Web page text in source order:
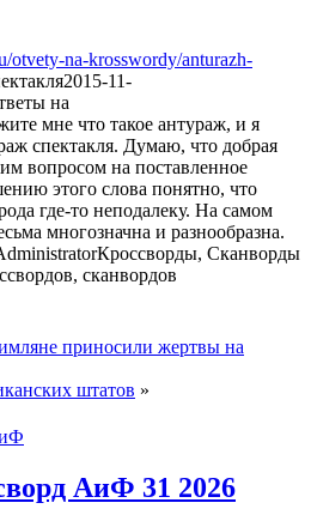
otvety-na-krosswordy/anturazh-
2015-11-
на
мне что такое антураж, и я
спектакля. Думаю, что добрая
вопросом на поставленное
этого слова понятно, что
где-то неподалеку. На самом
многозначна и разнообразна.
Кроссворды, Сканворды
приносили жертвы на
штатов »
АиФ 31 2026